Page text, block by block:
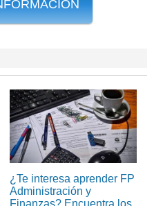
¿Te interesa aprender FP
Administración y
Finanzas? Encuentra los